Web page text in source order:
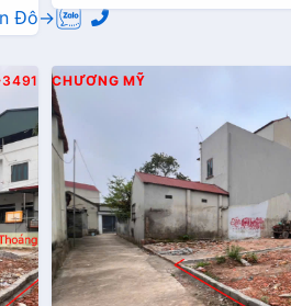
Đô→
3491 CHƯƠNG MỸ